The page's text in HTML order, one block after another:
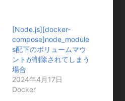
[Node.js][docker-
compose]node_module
s配下のボリュームマウ
ントが削除されてしまう
場合
2024年4月17日
Docker